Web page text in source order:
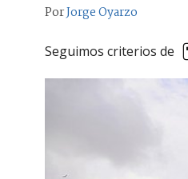
PorJorge Oyarzo
Seguimos criterios de